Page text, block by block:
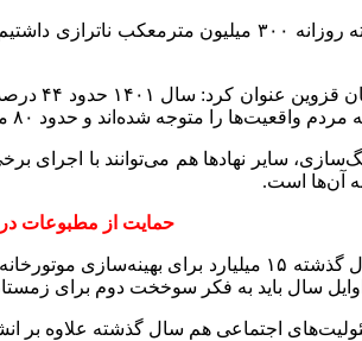
وی اضافه کرد: سال گذشته روزانه ۳۰۰
شده‌اند و حدود ۸۰ میلیارد تومان پاداش خوش مصرفی به آن‌ها تعلق گرفت.
سایر نهادها هم می‌توانند با اجرای
آن‌ها است.
حمایت از مطبوعات
این مسئول اظهار کرد: سال گذشته ۱۵
اوایل سال باید به فکر سوخخت دوم برای
هم سال گذشته علاوه بر انشعاب رایگان برای ۶۰۰ خانوار